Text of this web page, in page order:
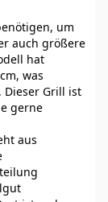
um
auch größere
hat
was
Dieser Grill ist
gerne
aus